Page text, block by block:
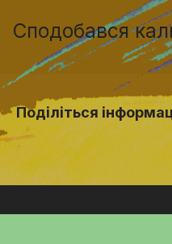
Сподобався
Поділіться